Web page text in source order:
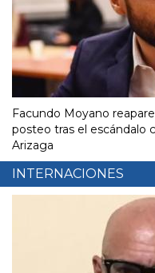
Facundo Moyano
posteo tras el escándalo
Arizaga
INTERNACIONES